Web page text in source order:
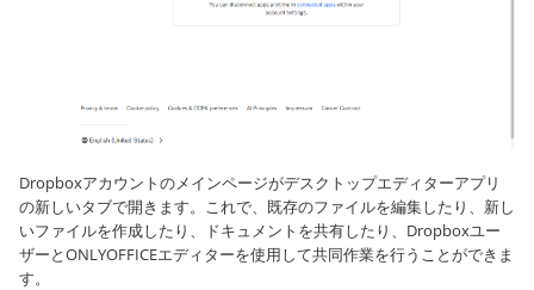
Dropboxアカウントのメインページがデスクトップエディターアプリ
の新しいタブで開きます。これで、既存のファイルを編集したり、新し
いファイルを作成したり、ドキュメントを共有したり、Dropboxユー
ザーとONLYOFFICEエディターを使用して共同作業を行うことができま
す。